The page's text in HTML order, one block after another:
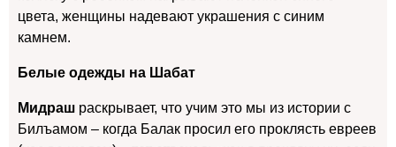
цвета, женщины надевают украшения с синим
камнем.
Белые одежды на Шабат
Мидраш раскрывает, что учим это мы из истории с
Билъамом – когда Балак просил его проклясть евреев